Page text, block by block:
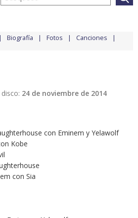
Biografía Fotos Canciones
24 de noviembre de 2014
con Eminem y Yelawolf
Kobe
con Sia